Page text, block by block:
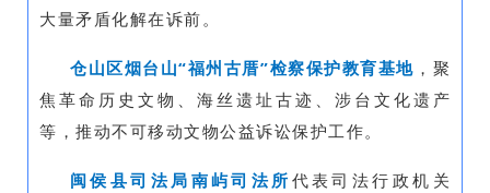
大量矛盾化解在诉前。
仓山区烟台山“福州古厝”检察保护教育基地 ，聚
焦革命历史文物、海丝遗址古迹、涉台文化遗产
等，推动不可移动文物公益诉讼保护工作。
闽侯县司法局南屿司法所 代表司法行政机关